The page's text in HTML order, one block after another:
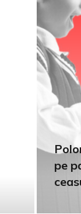
pe